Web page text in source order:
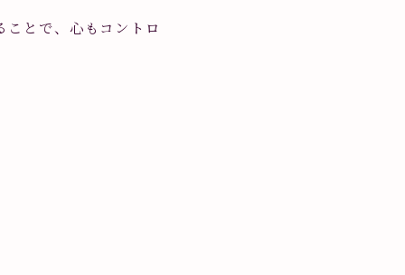
とで、心もコントロ